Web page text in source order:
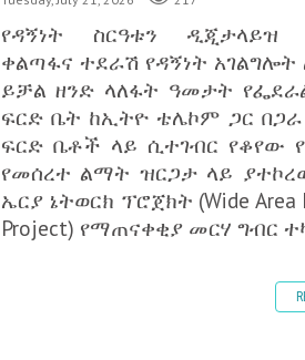
የዳኝነት ስርዓቱን ዲጂታላይዝ
ቀልጣፋና ተደራሽ የዳኝነት
ይቻል ዘንድ ላለፋት ዓመታት
ፍርድ ቤት ከኢትዮ ቴሌኮም ጋር
ፍርድ ቤቶች ላይ ሲተገብር የቆየው
የመሰረተ ልማት ዝርጋታ ላይ
ኤርያ ኔትወርክ ፕሮጀክት (Wide Area
Project) የማጠናቀቂያ መርሃ ግብር